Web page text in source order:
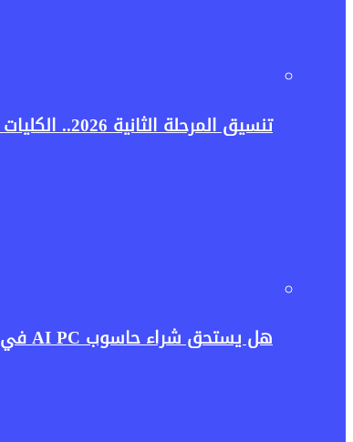
تنسيق المرحلة الثانية 2026.. الكليات والمعاهد المتاحة لطلاب علمي علوم وأهم النصائح قبل تسجيل الرغبات
هل يستحق شراء حاسوب AI PC في 2026؟ دليلك لمعرفة الفرق بين حواسيب الذكاء الاصطناعي والكمبيوتر التقليدي